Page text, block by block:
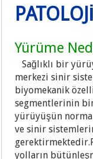
Yürüme
Sağlıklı bir
merkezi sinir
biyomekanik
segmentlerinin
yürüyüşün
ve sinir
yolların